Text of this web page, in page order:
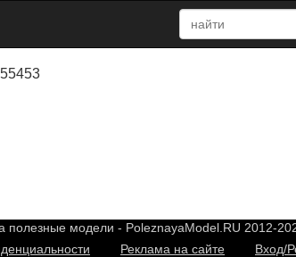
полезные модели - PoleznayaModel.RU 2012-
Реклама на сайте Вход/